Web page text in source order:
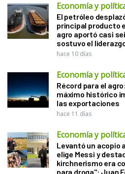
Economía y
El petróleo
principal producto
agro aportó casi
sostuvo el
hace 10 días
Economía y
Récord para el
máximo histórico
las exportaciones
hace 11 días
Economía y
Levantó un acopio
elige Messi y
kirchnerismo era
para droga": Juan